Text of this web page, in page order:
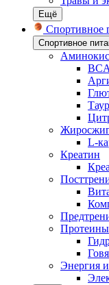
Ещё
Спортивное
Спортивное
L-
Креатин
Протеины
Энергия